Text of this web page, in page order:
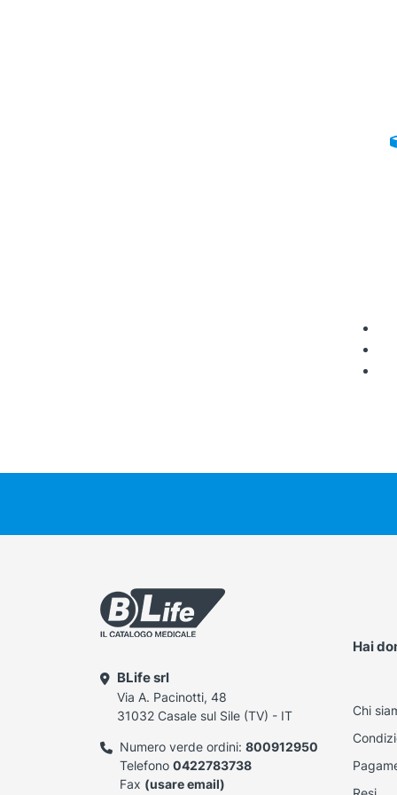
BLife srl
Via A. Pacinotti, 48
31032 Casale sul Sile (TV) - IT
Numero verde ordini: 800912950
Telefono 0422783738
Fax (usare email)
Hai
Chi